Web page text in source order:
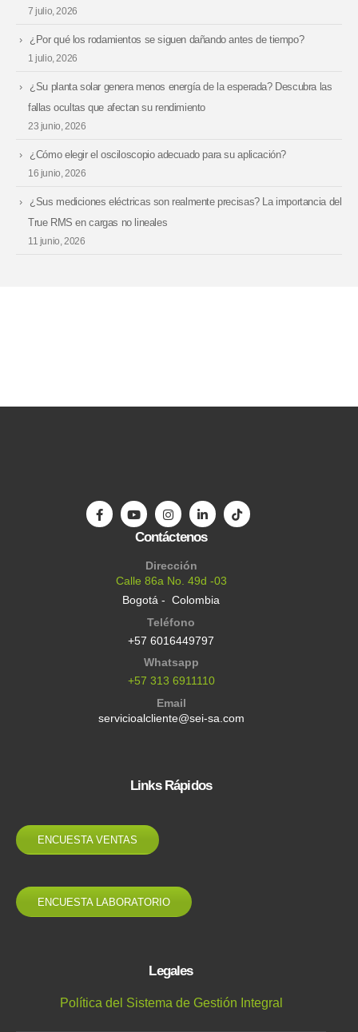
7 julio, 2026
¿Por qué los rodamientos se siguen dañando antes de tiempo?
1 julio, 2026
¿Su planta solar genera menos energía de la esperada? Descubra las
fallas ocultas que afectan su rendimiento
23 junio, 2026
¿Cómo elegir el osciloscopio adecuado para su aplicación?
16 junio, 2026
¿Sus mediciones eléctricas son realmente precisas? La importancia del
True RMS en cargas no lineales
11 junio, 2026
Contáctenos
Dirección
Calle 86a No. 49d -03
Bogotá - Colombia
Teléfono
+57 6016449797
Whatsapp
+57 313 6911110
Email
servicioalcliente@sei-sa.com
Links Rápidos
ENCUESTA VENTAS
ENCUESTA LABORATORIO
Legales
Política del Sistema de Gestión Integral